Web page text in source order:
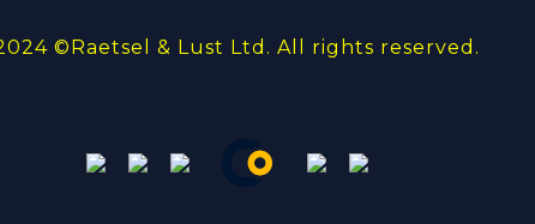
©Raetsel & Lust Ltd. All rights reserved.